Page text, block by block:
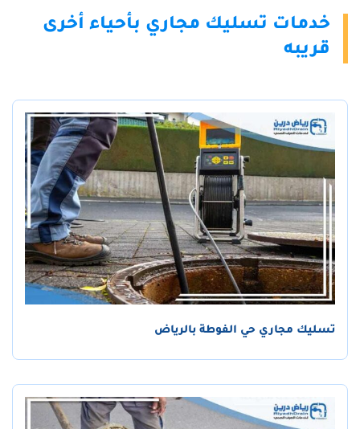
خدمات تسليك مجاري بأحياء أخرى
قريبه
تسليك مجاري حي الفوطة بالرياض